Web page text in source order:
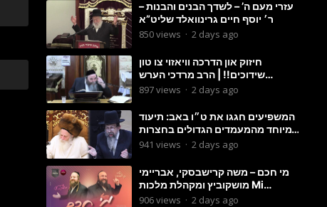
עזרי מעם ה’ – לשדך הבנים והבנות –
ר׳ יוסף חיים גרינוואלד שליט”א
850views · 2 days ago
חיזוק און הדרכה וויאזוי צו טון
שידוכים!! | הרב מרדכי הערש
שפיצער
897views · 2 days ago
המשפיעים חגגו את ט״ו באב: תיעוד
מיוחד מהמעמדים הגדולים בחצרות
האדמו״ר מסטוטשין והגרי״מ
941 views · 2 days ago
מי חכם – משה קרישבסקי, אבריימי
מושקוביץ ומקהלת מלכות Mi
Chacham I
906views · 2 days ago